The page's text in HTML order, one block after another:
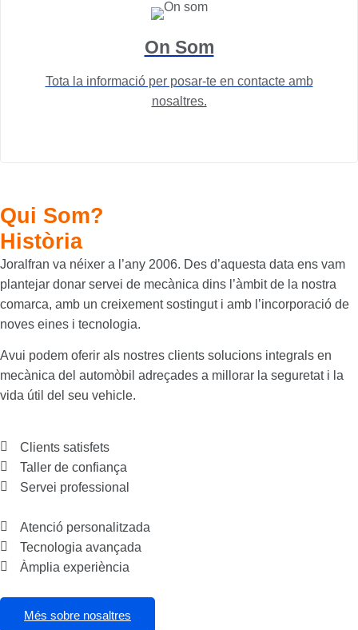
On Som
Tota la informació per posar-te en contacte amb
nosaltres.
+
Qui Som?
Història
Joralfran va néixer a l’any 2006. Des d’aquesta data ens vam
plantejar donar servei de mecànica dins l’àmbit de la nostra
comarca, amb un creixement sostingut i amb l’incorporació de
noves eines i tecnologia.
Avui podem oferir als nostres clients solucions integrals en
mecànica del automòbil adreçades a millorar la seguretat i la
vida útil del seu vehicle.
Clients satisfets
Taller de confiança
Servei professional
Atenció personalitzada
Tecnologia avançada
Àmplia experiència
Més sobre nosaltres